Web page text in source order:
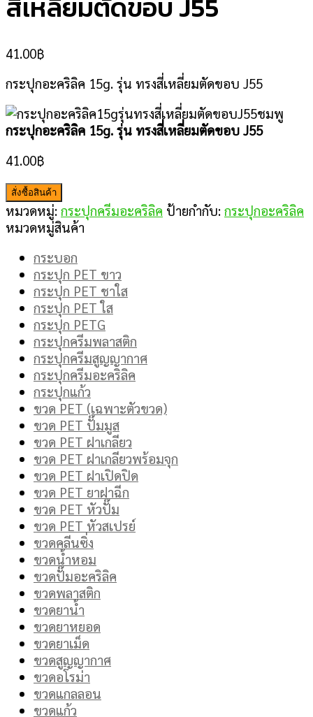
41.00฿
กระปุกอะคริลิค 15g. รุ่น ทรงสี่เหลี่ยมตัดขอบ J55
กระปุกอะคริลิค 15g. รุ่น ทรงสี่เหลี่ยมตัดขอบ J55
41.00฿
สั่งซื้อสินค้า
หมวดหมู่: กระปุกครีมอะคริลิค ป้ายกำกับ: กระปุกอะคริลิค
หมวดหมู่สินค้า
กระบอก
กระปุก PET ขาว
กระปุก PET ชาใส
กระปุก PET ใส
กระปุก PETG
กระปุกครีมพลาสติก
กระปุกครีมสูญญากาศ
กระปุกครีมอะคริลิค
กระปุกแก้ว
ขวด PET (เฉพาะตัวขวด)
ขวด PET ปั๊มมูส
ขวด PET ฝาเกลียว
ขวด PET ฝาเกลียวพร้อมจุก
ขวด PET ฝาเปิดปิด
ขวด PET ยาฝาฉีก
ขวด PET หัวปั๊ม
ขวด PET หัวสเปรย์
ขวดคลีนซิ่ง
ขวดน้ำหอม
ขวดปั๊มอะคริลิค
ขวดพลาสติก
ขวดยาน้ำ
ขวดยาหยอด
ขวดยาเม็ด
ขวดสูญญากาศ
ขวดอโรม่า
ขวดแกลลอน
ขวดแก้ว